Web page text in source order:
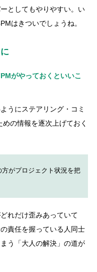
としてもやりやすい。い
はきついでしょうね。
がやっておくといいこ
うにステアリング・コミ
の情報を逐次上げておく
がプロジェクト状況を把
れだけ歪みあっていて
責任を握っている人同士
う「大人の解決」の道が